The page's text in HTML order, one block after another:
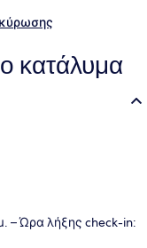
κατάλυμα
– Ώρα λήξης check-in: